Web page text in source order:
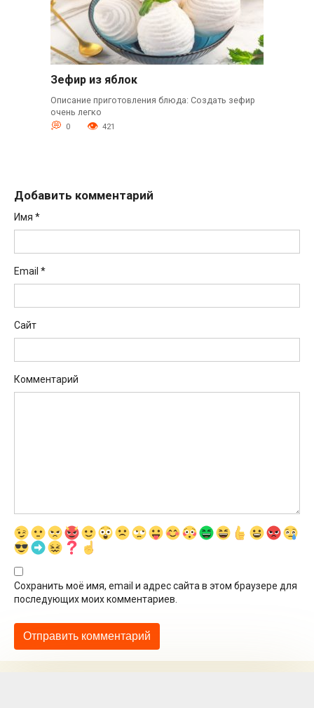
Зефир из яблок
Описание приготовления блюда: Создать зефир
очень легко
0 421
Добавить комментарий
Имя *
Email *
Сайт
Комментарий
Сохранить моё имя, email и адрес сайта в этом браузере для
последующих моих комментариев.